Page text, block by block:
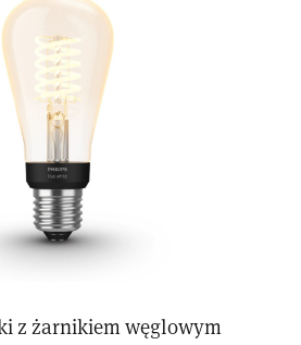
z żarnikiem węglowym